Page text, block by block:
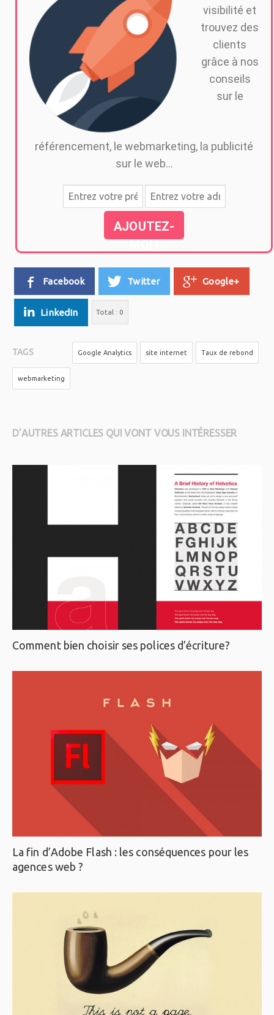
visibilité et
trouvez des
clients
grâce à nos
conseils
sur le
référencement, le webmarketing, la publicité
sur le web...
AJOUTEZ-
MOI !
Facebook Twitter Google+
LinkedIn Total : 0
TAGS Google Analytics site internet Taux de rebond
webmarketing
D’AUTRES ARTICLES QUI VONT VOUS INTÉRESSER
Comment bien choisir ses polices d’écriture?
La fin d’Adobe Flash : les conséquences pour les
agences web ?